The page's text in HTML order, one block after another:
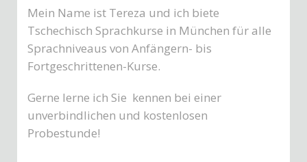
Mein Name ist Tereza und ich biete
Tschechisch Sprachkurse in München für alle
Sprachniveaus von Anfängern- bis
Fortgeschrittenen-Kurse.
Gerne lerne ich Sie kennen bei einer
unverbindlichen und kostenlosen
Probestunde!